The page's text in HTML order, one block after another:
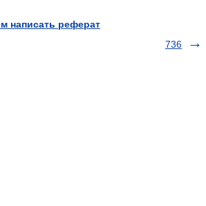
написать реферат
736